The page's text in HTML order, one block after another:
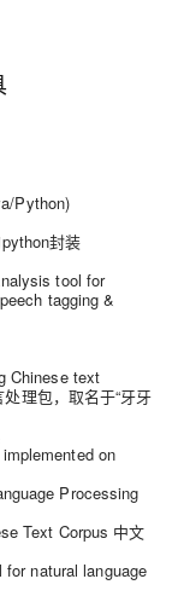
Python)
封装
tool for
tagging &
Chinese text
理包，取名于“牙牙
on
Processing
Text Corpus 中文
natural language